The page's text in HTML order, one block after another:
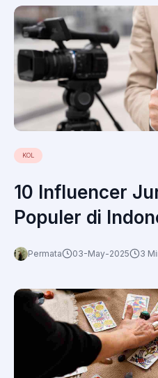
KOL
10 Influencer
Populer di
Permata 03-May-2025 3